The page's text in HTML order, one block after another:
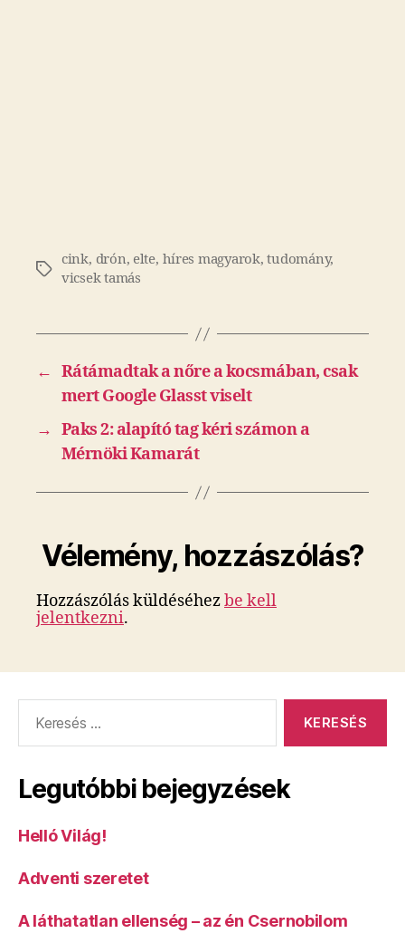
Címkék
cink, drón, elte, híres magyarok,tudomány,
vicsek tamás
← Rátámadtak a nőre a kocsmában, csak
mert Google Glasst viselt
→ Paks 2: alapító tag kéri számon a
Mérnöki Kamarát
Vélemény, hozzászólás?
Hozzászólás küldéséhezbe kell
jelentkezni.
Legutóbbi bejegyzések
Helló Világ!
Adventi szeretet
A láthatatlan ellenség – az én Csernobilom